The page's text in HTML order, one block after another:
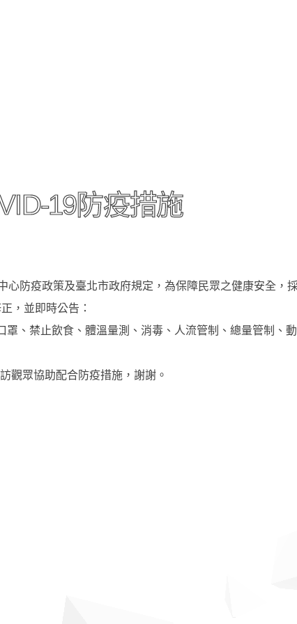
19防疫措施
防疫政策及臺北市政府規定，為保障民眾之健康安全，
，並即時公告：
、禁止飲食、體溫量測、消毒、人流管制、總量管制、
觀眾協助配合防疫措施，謝謝。